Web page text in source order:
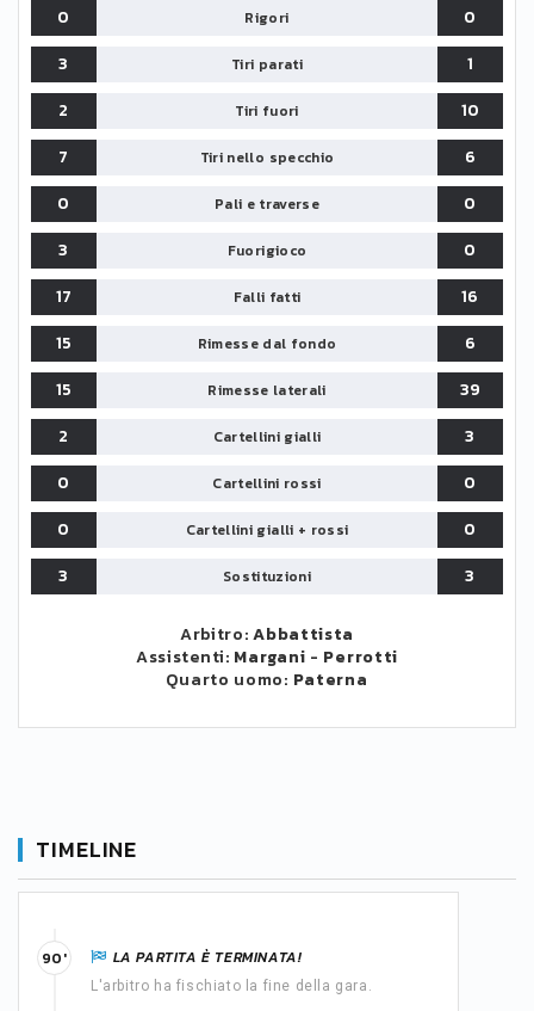
0 Rigori
0
3
Tiri parati
1
2
Tiri fuori
10
7
Tiri nello specchio
6
0
Pali e traverse
0
3
Fuorigioco
0
17
Falli fatti
16
15
Rimesse dal fondo
6
15
Rimesse laterali
39
2
Cartellini gialli
3
0
Cartellini rossi
0
0
Cartellini gialli + rossi
0
3
Sostituzioni 3
Arbitro:Abbattista
Assistenti: Margani - Perrotti
Quarto uomo: Paterna
TIMELINE
LA PARTITA È TERMINATA!
L'arbitro ha fischiato la fine della gara.
90'